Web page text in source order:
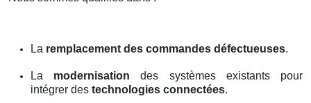
La remplacement des commandes défectueuses.
La modernisation des systèmes existants pour
intégrer des technologies connectées.